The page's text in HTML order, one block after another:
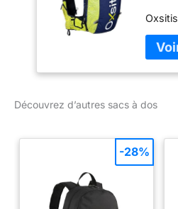
Oxsitis
Découvrez d’autres sacs à dos
-28%